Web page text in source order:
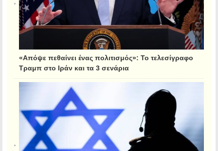
«Απόψε πεθαίνει ένας πολιτισμός»: Το τελεσίγραφο
Τραμπ στο Ιράν και τα 3 σενάρια